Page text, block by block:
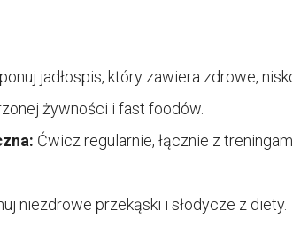
jadłospis, który zawiera zdrowe,
żywności i fast foodów.
Ćwicz regularnie, łącznie z
niezdrowe przekąski i słodycze z diety.